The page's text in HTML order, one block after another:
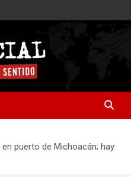
puerto de Michoacán; hay